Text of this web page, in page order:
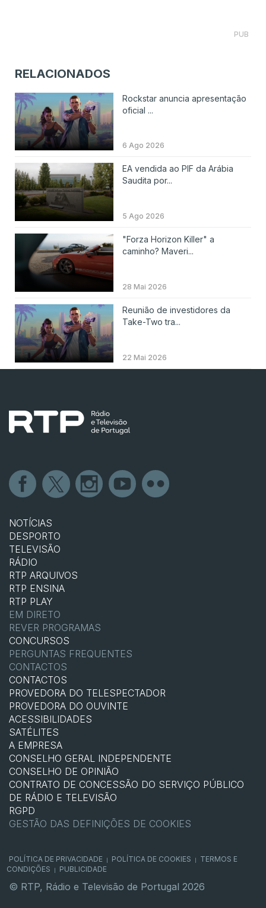
PUB
RELACIONADOS
Rockstar anuncia apresentação
oficial ...
6 Ago 2026
EA vendida ao PIF da Arábia
Saudita por...
5 Ago 2026
"Forza Horizon Killer" a
caminho? Maveri...
28 Mai 2026
Reunião de investidores da
Take-Two tra...
22 Mai 2026
NOTÍCIAS
DESPORTO
TELEVISÃO
RÁDIO
RTP ARQUIVOS
RTP ENSINA
RTP PLAY
EM DIRETO
REVER PROGRAMAS
CONCURSOS
PERGUNTAS FREQUENTES
CONTACTOS
CONTACTOS
PROVEDORA DO TELESPECTADOR
PROVEDORA DO OUVINTE
ACESSIBILIDADES
SATÉLITES
A EMPRESA
CONSELHO GERAL INDEPENDENTE
CONSELHO DE OPINIÃO
CONTRATO DE CONCESSÃO DO SERVIÇO PÚBLICO
DE RÁDIO E TELEVISÃO
RGPD
GESTÃO DAS DEFINIÇÕES DE COOKIES
POLÍTICA DE PRIVACIDADE POLÍTICA DE COOKIES
TERMOS E
CONDIÇÕES
PUBLICIDADE
© RTP, Rádio e Televisão de Portugal 2026